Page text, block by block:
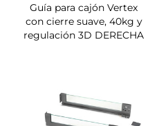
Guía para cajón Vertex
con cierre suave, 40kg y
regulación 3D DERECHA